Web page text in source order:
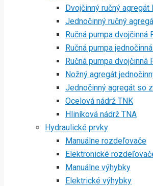
Dvojčinný ručný agregát
Jednočinný ručný
Ručná pumpa dvojčinná
Ručná pumpa
Ručná pumpa dvojčinná
Nožný agregát
Jednočinný agregát so
Ocelová nádrž TNK
Hliníková nádrž TNA
Hydraulické prvky
Manuálne rozdeľovače
Elektronické
Manuálne výhybky
Elektrické výhybky